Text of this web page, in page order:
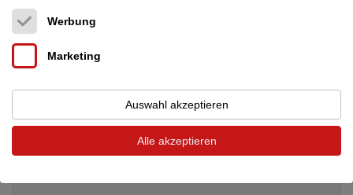
Werbung
Marketing
Auswahl akzeptieren
Alle akzeptieren